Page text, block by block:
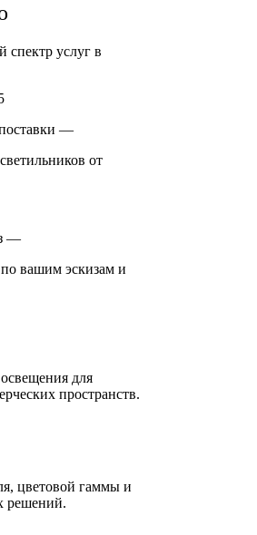
услуг в
—
от
—
вашим эскизам и
для
пространств.
цветовой гаммы и
решений.